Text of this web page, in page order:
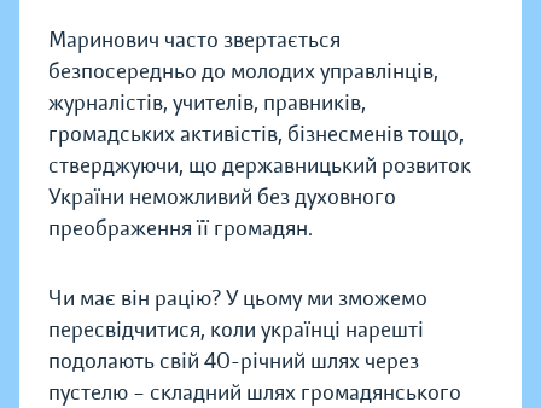
Маринович часто звертається
безпосередньо до молодих управлінців,
журналістів, учителів, правників,
громадських активістів, бізнесменів тощо,
стверджуючи, що державницький розвиток
України неможливий без духовного
преображення її громадян.
Чи має він рацію? У цьому ми зможемо
пересвідчитися, коли українці нарешті
подолають свій 40-річний шлях через
пустелю – складний шлях громадянського